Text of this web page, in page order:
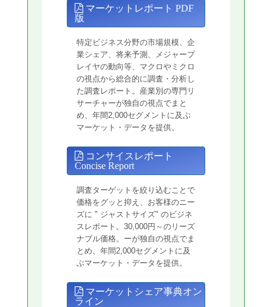
マーケットレポート PDF
版
特定ビジネス分野の市場規模、企
業シェア、将来予測、メジャープ
レイヤの動向等、マクロやミクロ
の視点から総合的に調査・分析し
た調査レポート。産業別の専門リ
サーチャーが独自の視点でまと
め、年間2,000セグメントに及ぶ
マーケット・データを提供。
コンサイスレポート
Concise Report
調査ターゲットを絞り込むことで
価格をグッと抑え、お客様のニー
ズに " ジャストサイズ" のビジネ
スレポート。30,000円～のリーズ
ナブル価格。ーが独自の視点でま
とめ、年間2,000セグメントに及
ぶマーケット・データを提供。
マーケットシェア事典オン
ライン